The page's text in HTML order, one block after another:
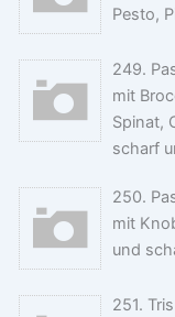
Pesto,
249.
mit
Spinat,
scharf
250.
mit
und
251.